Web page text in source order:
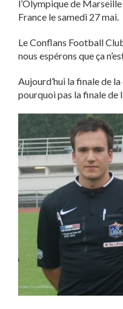
l’Olympique de
France le samedi 27 mai.
Le Conflans Football
nous espérons que ça
Aujourd’hui la finale de
pourquoi pas la finale de